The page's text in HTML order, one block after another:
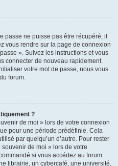
passe ne puisse pas être récupéré, il
vous rendre sur la page de connexion
». Suivez les instructions et vous
connecter de nouveau rapidement.
votre mot de passe, nous vous
forum.
?
de moi » lors de votre connexion
pour une période prédéfinie. Cela
par quelqu’un d’autre. Pour rester
de moi » lors de votre
si vous accédez au forum
librairie, un cybercafé, une université,